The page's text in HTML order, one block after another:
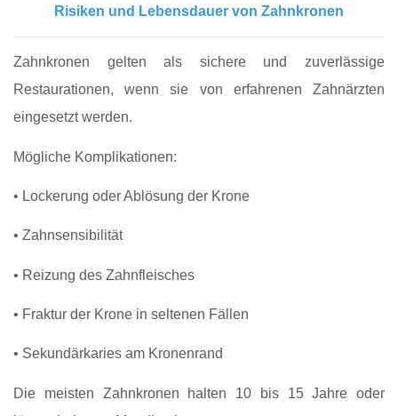
Risiken und Lebensdauer von Zahnkronen
Zahnkronen gelten als sichere und zuverlässige
Restaurationen, wenn sie von erfahrenen Zahnärzten
eingesetzt werden.
Mögliche Komplikationen:
• Lockerung oder Ablösung der Krone
• Zahnsensibilität
• Reizung des Zahnfleisches
• Fraktur der Krone in seltenen Fällen
• Sekundärkaries am Kronenrand
Die meisten Zahnkronen halten 10 bis 15 Jahre oder